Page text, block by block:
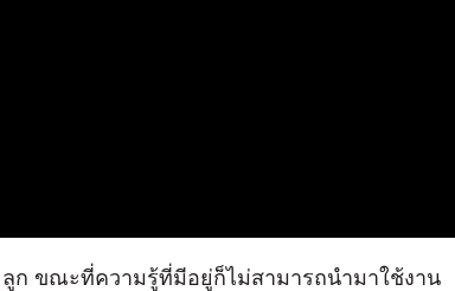
ก ขณะที่ความรู้ที่มีอยู่ก็ไม่สามารถนำมาใช้งาน